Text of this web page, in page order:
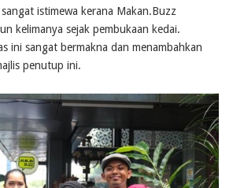
istimewa kerana Makan.Buzz
kelimanya sejak pembukaan kedai.
ini sangat bermakna dan menambahkan
penutup ini.